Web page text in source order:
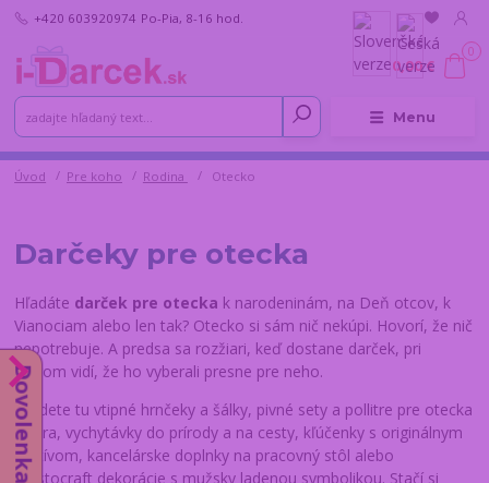
Menu
+420 603920974 Po-Pia, 8-16 hod.
0
0,00 €
Úvod Pre koho Rodina Otecko
Darčeky pre otecka
Hľadáte darček pre otecka k narodeninám, na Deň otcov, k
Vianociam alebo len tak? Otecko si sám nič nekúpi. Hovorí, že nič
nepotrebuje. A predsa sa rozžiari, keď dostane darček, pri
ktorom vidí, že ho vyberali presne pre neho.
Nájdete tu vtipné hrnčeky a šálky, pivné sety a pollitre pre otecka
pivára, vychytávky do prírody a na cesty, kľúčenky s originálnym
motívom, kancelárske doplnky na pracovný stôl alebo
Crystocraft dekorácie s mužsky ladenou symbolikou. Stačí si